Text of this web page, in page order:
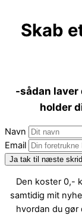
content
Skab
-sådan
holder
Navn
Email
Ja tak til næste
Den koster 0,-
samtidig mit
hvordan du gør